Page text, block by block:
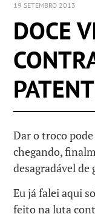
19 SETEMBRO 2013
DOCE
Dar o troco
chegando,
desagradável de
Eu já falei aqui
feito na luta